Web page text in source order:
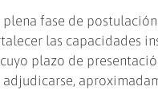
fase de
las capacidades
plazo de